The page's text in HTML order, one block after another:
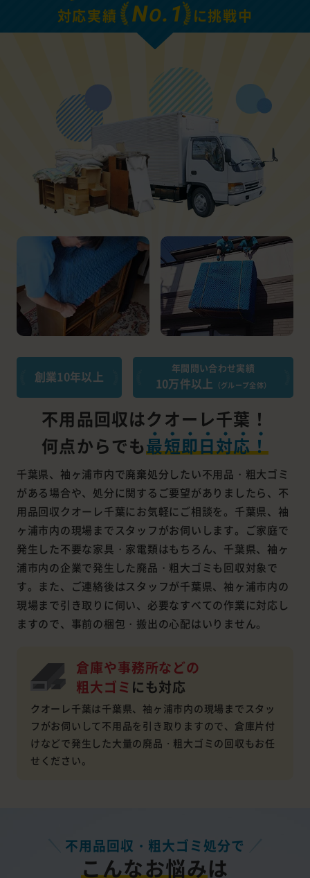
対応実績
NO.1 に挑戦中
創業10年以上
年間問い合わせ実績
10万件以上 （グループ全体）
不用品回収はクオーレ千葉！
何点からでも最短即日対応！
千葉県、袖ヶ浦市内で廃棄処分したい不用品・粗大ゴミ
がある場合や、処分に関するご要望がありましたら、不
用品回収クオーレ千葉にお気軽にご相談を。千葉県、袖
ヶ浦市内の現場までスタッフがお伺いします。ご家庭で
発生した不要な家具・家電類はもちろん、千葉県、袖ヶ
浦市内の企業で発生した廃品・粗大ゴミも回収対象で
す。また、ご連絡後はスタッフが千葉県、袖ヶ浦市内の
現場まで引き取りに伺い、必要なすべての作業に対応し
ますので、事前の梱包・搬出の心配はいりません。
倉庫や事務所などの
粗大ゴミ にも対応
クオーレ千葉は千葉県、袖ヶ浦市内の現場までスタッ
フがお伺いして不用品を引き取りますので、倉庫片付
けなどで発生した大量の廃品・粗大ゴミの回収もお任
せください。
不用品回収・粗大ゴミ処分で
こんなお悩みは